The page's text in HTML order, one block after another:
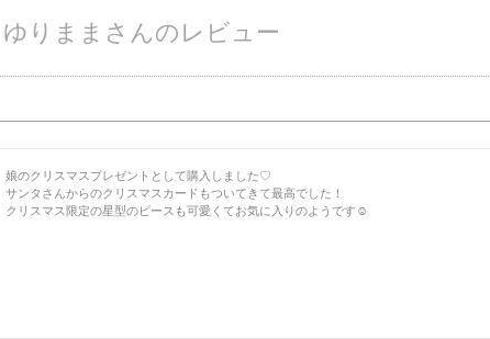
ゆりままさんのレビュー
娘のクリスマスプレゼントとして購入しました♡
サンタさんからのクリスマスカードもついてきて最高でした！
クリスマス限定の星型のピースも可愛くてお気に入りのようです☺︎